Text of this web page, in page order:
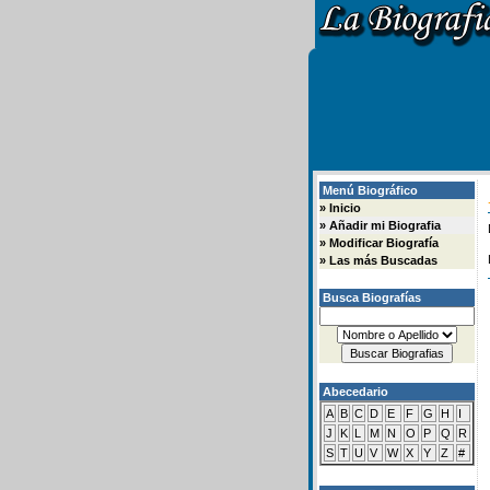
Menú Biográfico
» Inicio
» Añadir mi Biografia
» Modificar Biografía
» Las más Buscadas
Busca Biografías
Abecedario
A B C D E F G H
I
J
K L M N O P Q
R
S T U V W X Y Z #